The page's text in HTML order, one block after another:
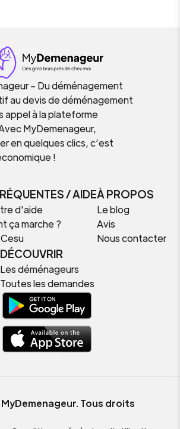
– Du déménagement
au devis de déménagement
appel à la plateforme
MyDemenageur,
en quelques clics, c’est
!
/ AIDE
d'aide
ça marche ?
Cesu
À PROPOS
Le blog
Avis
Nous contacter
DÉCOUVRIR
Les déménageurs
Toutes les demandes
Tous droits